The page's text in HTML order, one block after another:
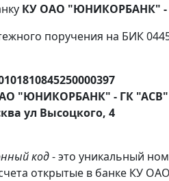
КУ ОАО "ЮНИКОРБАНК" -
поручения на БИК
"ЮНИКОРБАНК" - ГК "АСВ"
ул Высоцкого, 4
код- это уникальный
открытые в банке КУ